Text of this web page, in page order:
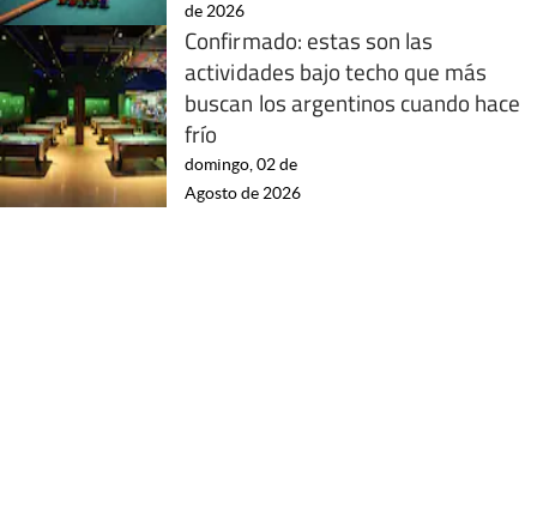
de 2026
Confirmado: estas son las
actividades bajo techo que más
buscan los argentinos cuando hace
frío
domingo, 02 de
Agosto de 2026